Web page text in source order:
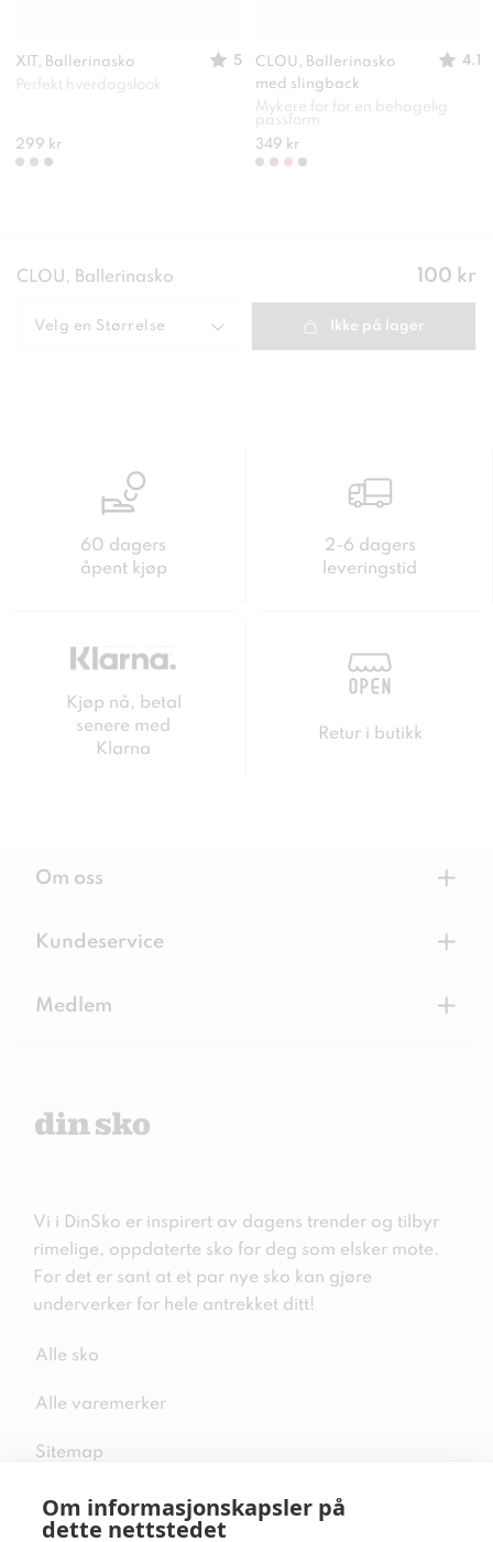
Om informasjonskapsler på
dette nettstedet
XIT, Ballerinasko
5
Perfekt hverdagslook
299 kr
CLOU, Ballerinasko
med slingback
4.1
Mykere for for en behagelig
passform
349 kr
CLOU, Ballerinasko Pris:
100 kr
Velg en Størrelse Ikke på lager
60 dagers
åpent kjøp
2-6 dagers
leveringstid
Kjøp nå, betal
senere med
Klarna
Retur i butikk
Om oss +
Kundeservice +
Medlem +
Vi i DinSko er inspirert av dagens trender og tilbyr
rimelige, oppdaterte sko for deg som elsker mote.
For det er sant at et par nye sko kan gjøre
underverker for hele antrekket ditt!
Alle sko
Alle varemerker
Sitemap